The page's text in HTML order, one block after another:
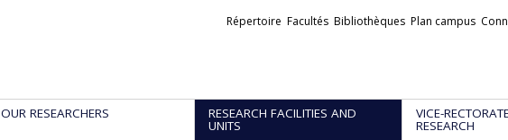
Liens
Répertoire Facultés Bibliothèques Plan campus
OUR RESEARCHERS RESEARCH FACILITIES AND
UNITS
VICE-
RESEARCH